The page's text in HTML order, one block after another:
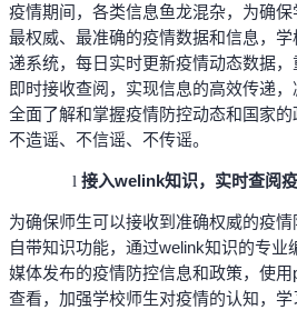
疫情期间，各类信息鱼龙混杂，为确
最权威、最准确的疫情数据和信息，
递系统，每日实时更新疫情动态数据
即时接收查阅，实现信息的高效传递
全面了解和掌握疫情防控动态和国家
不造谣、不信谣、不传谣。
l 接入welink知识，实时查阅
为确保师生可以接收到准确权威的疫
自带知识功能，通过welink知识的专业
媒体发布的疫情防控信息和政策，使
查看，加强学校师生对疫情的认知，